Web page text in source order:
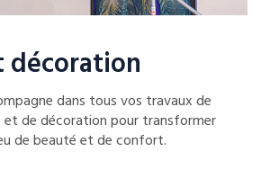
décoration
dans tous vos travaux de
et de décoration pour transformer
de beauté et de confort.